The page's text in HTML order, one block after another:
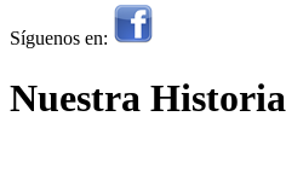
Síguenos en:
Nuestra Historia